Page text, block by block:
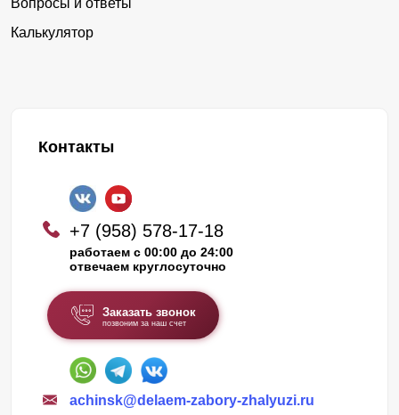
Калькулятор
Контакты
+7 (958) 578-17-18
работаем с 00:00 до 24:00
отвечаем круглосуточно
Заказать звонок
позвоним за наш счет
achinsk@delaem-zabory-zhalyuzi.ru